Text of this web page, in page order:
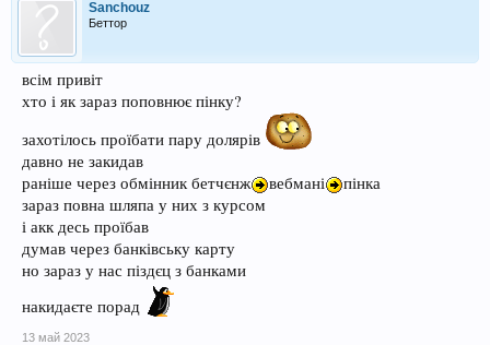
Sanchouz
Беттор
всім привіт
хто і як зараз поповнює пінку?
захотілось проїбати пару долярів
давно не закидав
раніше через обмінник бетчєнж
вебмані
пінка
зараз повна шляпа у них з курсом
і акк десь проїбав
думав через банківську карту
но зараз у нас піздєц з банками
накидаєте порад
13 май 2023